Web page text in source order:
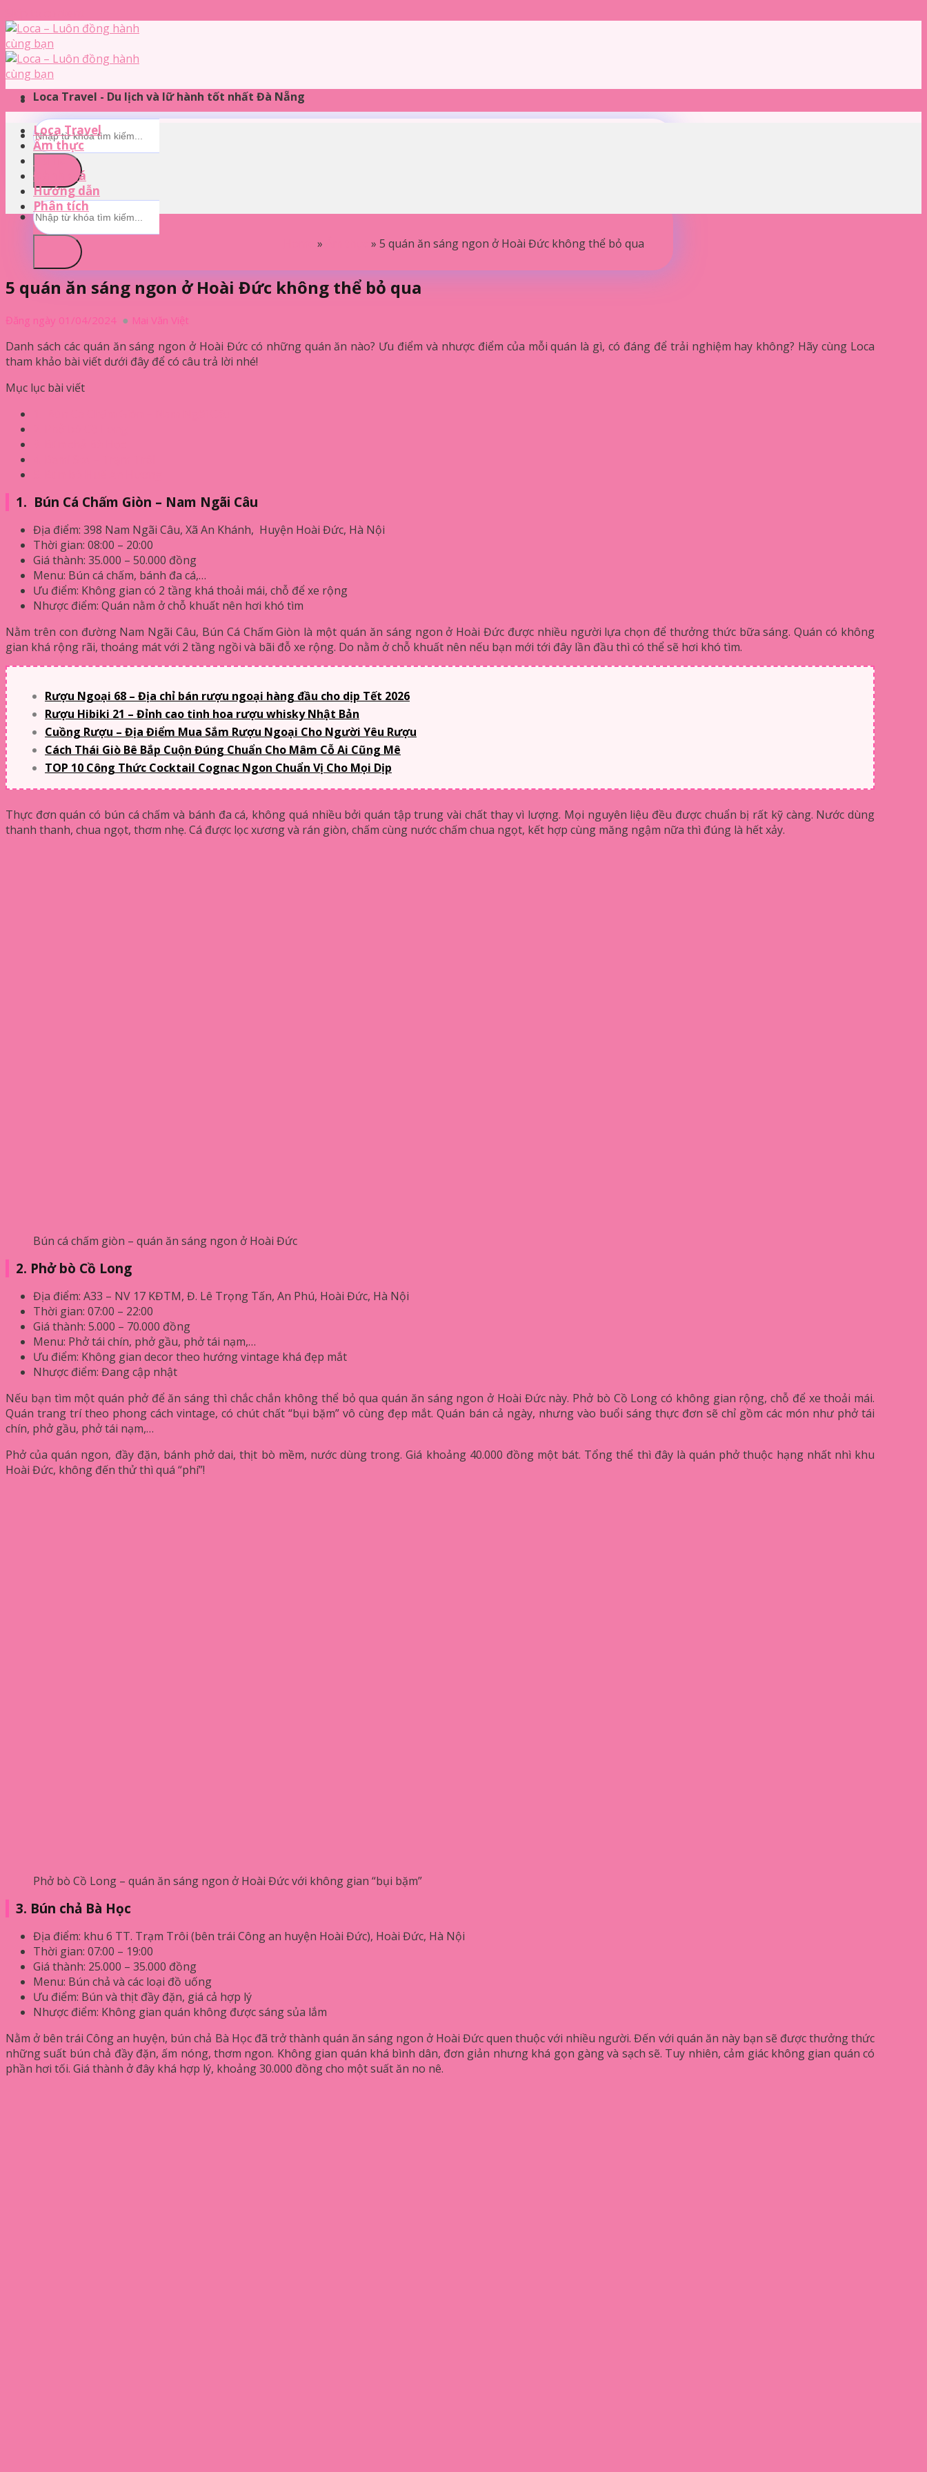
Loca Travel - Du lịch và lữ hành tốt nhất Đà Nẵng
Loca Travel
Ẩm thực
Du lịch
Đánh giá
Hướng dẫn
Phân tích
» » 5 quán ăn sáng ngon ở Hoài Đức không thể bỏ qua
5 quán ăn sáng ngon ở Hoài Đức không thể bỏ qua
Đăng ngày 01/04/2024 Mai Văn Việt
Danh sách các quán ăn sáng ngon ở Hoài Đức có những quán ăn nào? Ưu điểm và nhược điểm của mỗi quán là gì, có đáng để trải nghiệm hay không? Hãy cùng Loca
tham khảo bài viết dưới đây để có câu trả lời nhé!
Mục lục bài viết
1. Bún Cá Chấm Giòn – Nam Ngãi Câu
Địa điểm: 398 Nam Ngãi Câu, Xã An Khánh, Huyện Hoài Đức, Hà Nội
Thời gian: 08:00 – 20:00
Giá thành: 35.000 – 50.000 đồng
Menu: Bún cá chấm, bánh đa cá,…
Ưu điểm: Không gian có 2 tầng khá thoải mái, chỗ để xe rộng
Nhược điểm: Quán nằm ở chỗ khuất nên hơi khó tìm
Nằm trên con đường Nam Ngãi Câu, Bún Cá Chấm Giòn là một quán ăn sáng ngon ở Hoài Đức được nhiều người lựa chọn để thưởng thức bữa sáng. Quán có không
gian khá rộng rãi, thoáng mát với 2 tầng ngồi và bãi đỗ xe rộng. Do nằm ở chỗ khuất nên nếu bạn mới tới đây lần đầu thì có thể sẽ hơi khó tìm.
Rượu Ngoại 68 – Địa chỉ bán rượu ngoại hàng đầu cho dịp Tết 2026
Rượu Hibiki 21 – Đỉnh cao tinh hoa rượu whisky Nhật Bản
Cuồng Rượu – Địa Điểm Mua Sắm Rượu Ngoại Cho Người Yêu Rượu
Cách Thái Giò Bê Bắp Cuộn Đúng Chuẩn Cho Mâm Cỗ Ai Cũng Mê
TOP 10 Công Thức Cocktail Cognac Ngon Chuẩn Vị Cho Mọi Dịp
Thực đơn quán có bún cá chấm và bánh đa cá, không quá nhiều bởi quán tập trung vài chất thay vì lượng. Mọi nguyên liệu đều được chuẩn bị rất kỹ càng. Nước dùng
thanh thanh, chua ngọt, thơm nhẹ. Cá được lọc xương và rán giòn, chấm cùng nước chấm chua ngọt, kết hợp cùng măng ngậm nữa thì đúng là hết xảy.
Bún cá chấm giòn – quán ăn sáng ngon ở Hoài Đức
2. Phở bò Cồ Long
Địa điểm: A33 – NV 17 KĐTM, Đ. Lê Trọng Tấn, An Phú, Hoài Đức, Hà Nội
Thời gian: 07:00 – 22:00
Giá thành: 5.000 – 70.000 đồng
Menu: Phở tái chín, phở gầu, phở tái nạm,…
Ưu điểm: Không gian decor theo hướng vintage khá đẹp mắt
Nhược điểm: Đang cập nhật
Nếu bạn tìm một quán phở để ăn sáng thì chắc chắn không thể bỏ qua quán ăn sáng ngon ở Hoài Đức này. Phở bò Cồ Long có không gian rộng, chỗ để xe thoải mái.
Quán trang trí theo phong cách vintage, có chút chất “bụi bặm” vô cùng đẹp mắt. Quán bán cả ngày, nhưng vào buổi sáng thực đơn sẽ chỉ gồm các món như phở tái
chín, phở gầu, phở tái nạm,…
Phở của quán ngon, đầy đặn, bánh phở dai, thịt bò mềm, nước dùng trong. Giá khoảng 40.000 đồng một bát. Tổng thể thì đây là quán phở thuộc hạng nhất nhì khu
Hoài Đức, không đến thử thì quá “phí”!
Phở bò Cồ Long – quán ăn sáng ngon ở Hoài Đức với không gian “bụi bặm”
3. Bún chả Bà Học
Địa điểm: khu 6 TT. Trạm Trôi (bên trái Công an huyện Hoài Đức), Hoài Đức, Hà Nội
Thời gian: 07:00 – 19:00
Giá thành: 25.000 – 35.000 đồng
Menu: Bún chả và các loại đồ uống
Ưu điểm: Bún và thịt đầy đặn, giá cả hợp lý
Nhược điểm: Không gian quán không được sáng sủa lắm
Nằm ở bên trái Công an huyện, bún chả Bà Học đã trở thành quán ăn sáng ngon ở Hoài Đức quen thuộc với nhiều người. Đến với quán ăn này bạn sẽ được thưởng thức
những suất bún chả đầy đặn, ấm nóng, thơm ngon. Không gian quán khá bình dân, đơn giản nhưng khá gọn gàng và sạch sẽ. Tuy nhiên, cảm giác không gian quán có
phần hơi tối. Giá thành ở đây khá hợp lý, khoảng 30.000 đồng cho một suất ăn no nê.